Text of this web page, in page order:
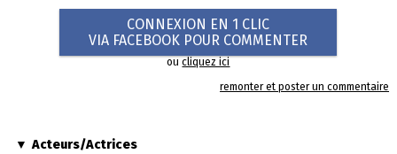
CONNEXION EN 1 CLIC
VIA FACEBOOK POUR COMMENTER
oucliquez ici
remonter et poster un commentaire
Acteurs/Actrices